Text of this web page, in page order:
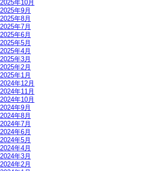
2025年10月
2025年9月
2025年8月
2025年7月
2025年6月
2025年5月
2025年4月
2025年3月
2025年2月
2025年1月
2024年12月
2024年11月
2024年10月
2024年9月
2024年8月
2024年7月
2024年6月
2024年5月
2024年4月
2024年3月
2024年2月